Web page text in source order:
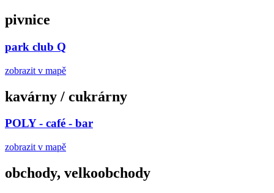
pivnice
park club Q
zobrazit v mapě
kavárny / cukrárny
POLY - café - bar
zobrazit v mapě
obchody, velkoobchody